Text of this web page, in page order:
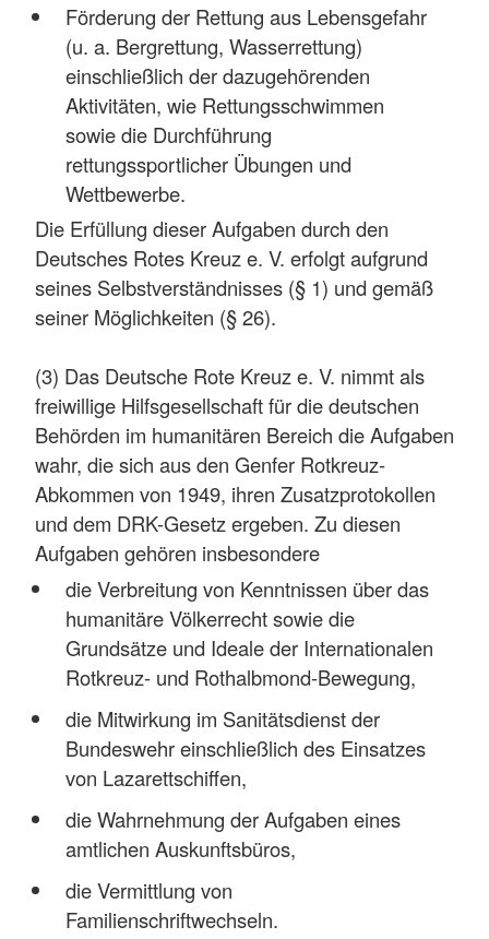
Förderung der Rettung aus Lebensgefahr
(u. a. Bergrettung, Wasserrettung)
einschließlich der dazugehörenden
Aktivitäten, wie Rettungsschwimmen
sowie die Durchführung
rettungssportlicher Übungen und
Wettbewerbe.
Die Erfüllung dieser Aufgaben durch den
Deutsches Rotes Kreuz e. V. erfolgt aufgrund
seines Selbstverständnisses (§ 1) und gemäß
seiner Möglichkeiten (§ 26).
(3) Das Deutsche Rote Kreuz e. V. nimmt als
freiwillige Hilfsgesellschaft für die deutschen
Behörden im humanitären Bereich die Aufgaben
wahr, die sich aus den Genfer Rotkreuz-
Abkommen von 1949, ihren Zusatzprotokollen
und dem DRK-Gesetz ergeben. Zu diesen
Aufgaben gehören insbesondere
die Verbreitung von Kenntnissen über das
humanitäre Völkerrecht sowie die
Grundsätze und Ideale der Internationalen
Rotkreuz- und Rothalbmond-Bewegung,
die Mitwirkung im Sanitätsdienst der
Bundeswehr einschließlich des Einsatzes
von Lazarettschiffen,
die Wahrnehmung der Aufgaben eines
amtlichen Auskunftsbüros,
die Vermittlung von
Familienschriftwechseln.